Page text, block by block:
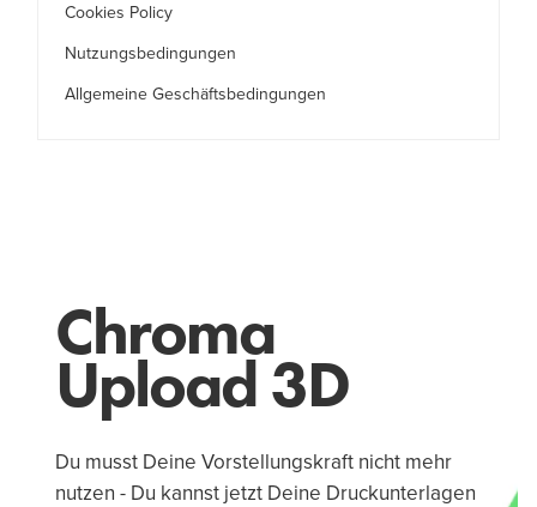
Cookies Policy
Nutzungsbedingungen
Allgemeine Geschäftsbedingungen
Chroma
Upload 3D
Du musst Deine Vorstellungskraft nicht mehr
nutzen - Du kannst jetzt Deine Druckunterlagen